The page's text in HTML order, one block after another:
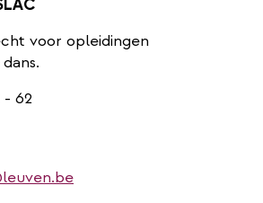
voor opleidingen
- 62